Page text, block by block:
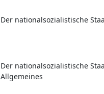
Der nationalsozialistische
Der nationalsozialistische
Allgemeines